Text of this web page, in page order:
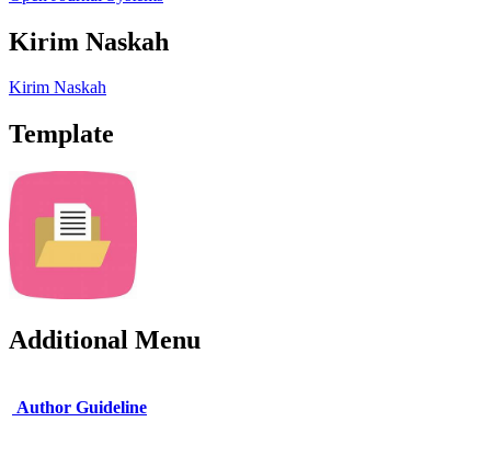
Kirim Naskah
Kirim Naskah
Template
Additional Menu
Author Guideline